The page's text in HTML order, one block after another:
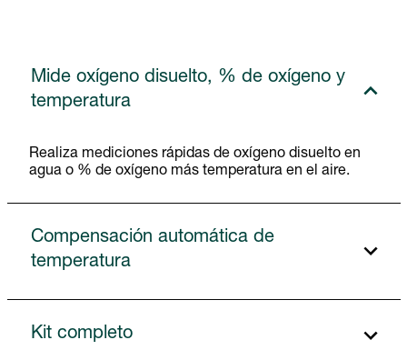
Mide oxígeno disuelto, % de oxígeno y
temperatura
Realiza mediciones rápidas de oxígeno disuelto en
agua o % de oxígeno más temperatura en el aire.
Compensación automática de
temperatura
Kit completo